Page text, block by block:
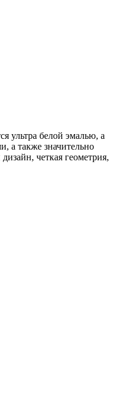
ультра белой эмалью, а
а также значительно
четкая геометрия,